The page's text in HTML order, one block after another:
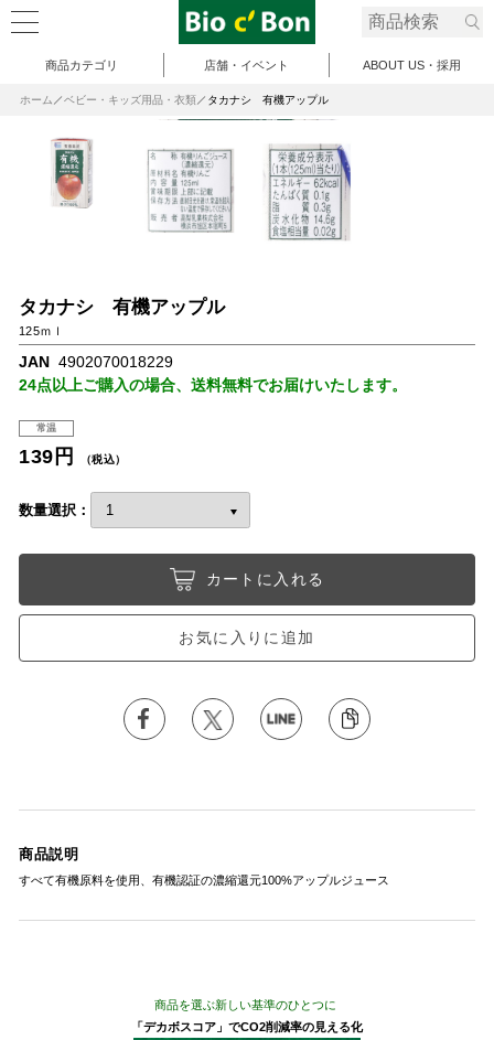
商品カテゴリ 店舗・イベント ABOUT US・採用
ホーム ベビー・キッズ用品・衣類 タカナシ 有機アップル
タカナシ 有機アップル
125ｍｌ
JAN 4902070018229
24点以上ご購入の場合、送料無料でお届けいたします。
常温
139円 （税込）
数量選択：
カートに入れる
お気に入りに追加
商品説明
すべて有機原料を使用、有機認証の濃縮還元100%アップルジュース
商品を選ぶ新しい基準のひとつに
「デカボスコア」でCO2削減率の見える化